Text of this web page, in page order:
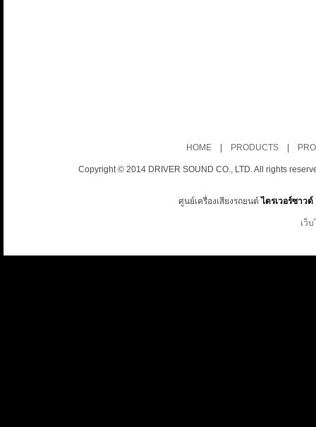
HOME| PRODUCTS|
Copyright © 2014 DRIVER SOUND CO., LTD. All rights
ศูนย์เครื่องเสียงรถยนต์ ไดรเวอร์ซาวด์
เว็